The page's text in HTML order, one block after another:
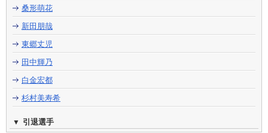
桑形萌花
新田朋哉
東郷丈児
田中輝乃
白金宏都
杉村美寿希
引退選手